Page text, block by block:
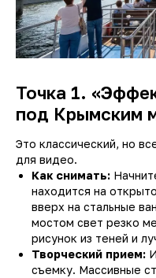
Точка 1.
под Крымским
Это классический, но
для видео.
Как снимать:
находится на
вверх на стальные
мостом свет резко
рисунок из теней и
Творческий прием:
съемку. Массивные